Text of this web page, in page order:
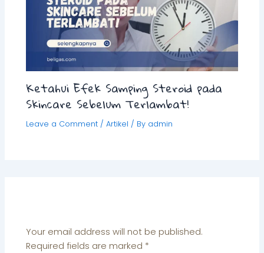
Ketahui Efek Samping Steroid pada
Skincare Sebelum Terlambat!
Leave a Comment /Artikel / By admin
Your email address will not be published.
Required fields are marked *